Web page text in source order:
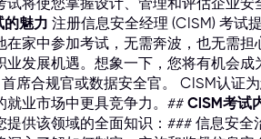
将使您掌握设计、管理和评估企业安
的魅力 注册信息安全经理 (CISM) 考试
家中参加考试，无需奔波，也无需担
发展机遇。想象一下，您将有机会
席合规官或数据安全官。 CISM认证
就业市场中更具竞争力。## CISM考试
供该领域的全面知识：### 信息安全